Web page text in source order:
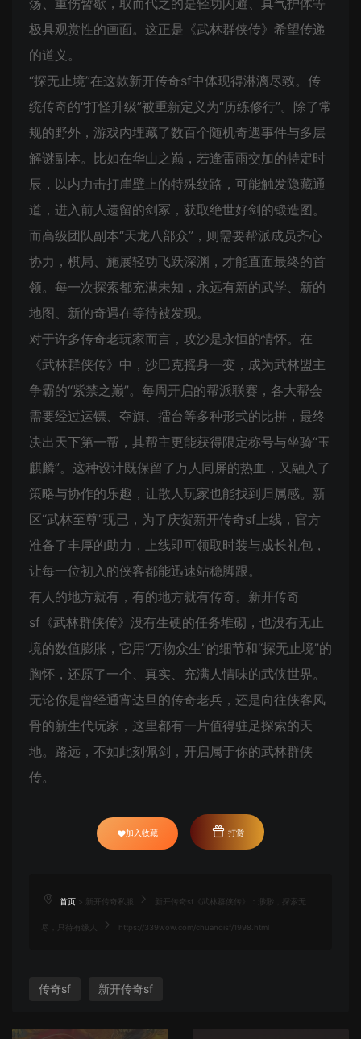
荡、重伤暂歇，取而代之的是轻功闪避、真气护体等
极具观赏性的画面。这正是《武林群侠传》希望传递
的道义。
“探无止境”在这款新开传奇sf中体现得淋漓尽致。传
统传奇的“打怪升级”被重新定义为“历练修行”。除了常
规的野外，游戏内埋藏了数百个随机奇遇事件与多层
解谜副本。比如在华山之巅，若逢雷雨交加的特定时
辰，以内力击打崖壁上的特殊纹路，可能触发隐藏通
道，进入前人遗留的剑冢，获取绝世好剑的锻造图。
而高级团队副本“天龙八部众”，则需要帮派成员齐心
协力，棋局、施展轻功飞跃深渊，才能直面最终的首
领。每一次探索都充满未知，永远有新的武学、新的
地图、新的奇遇在等待被发现。
对于许多传奇老玩家而言，攻沙是永恒的情怀。在
《武林群侠传》中，沙巴克摇身一变，成为武林盟主
争霸的“紫禁之巅”。每周开启的帮派联赛，各大帮会
需要经过运镖、夺旗、擂台等多种形式的比拼，最终
决出天下第一帮，其帮主更能获得限定称号与坐骑“玉
麒麟”。这种设计既保留了万人同屏的热血，又融入了
策略与协作的乐趣，让散人玩家也能找到归属感。新
区“武林至尊”现已，为了庆贺新开传奇sf上线，官方
准备了丰厚的助力，上线即可领取时装与成长礼包，
让每一位初入的侠客都能迅速站稳脚跟。
有人的地方就有，有的地方就有传奇。新开传奇
sf《武林群侠传》没有生硬的任务堆砌，也没有无止
境的数值膨胀，它用“万物众生”的细节和“探无止境”的
胸怀，还原了一个、真实、充满人情味的武侠世界。
无论你是曾经通宵达旦的传奇老兵，还是向往侠客风
骨的新生代玩家，这里都有一片值得驻足探索的天
地。路远，不如此刻佩剑，开启属于你的武林群侠
传。
加入收藏 打赏
首页 > 新开传奇私服 新开传奇sf《武林群侠传》：渺渺，探索无
尽，只待有缘人 https://339wow.com/chuanqisf/1998.html
传奇sf 新开传奇sf